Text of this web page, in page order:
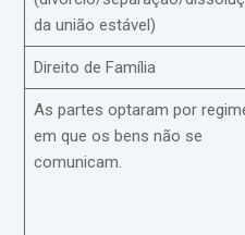
da união estável)
Direito de Família
As partes optaram por
em que os bens não se
comunicam.